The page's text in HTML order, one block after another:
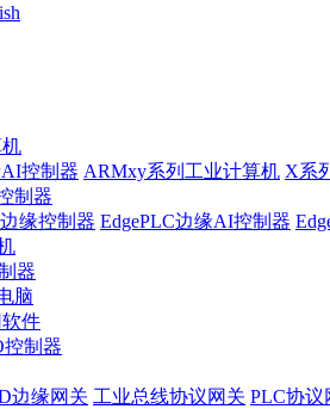
控制器 ARMxy系列工业计算机 X系
制器
缘控制器 EdgePLC边缘AI控制器
器
脑
件
控制器
边缘网关 工业总线协议网关 PLC协议